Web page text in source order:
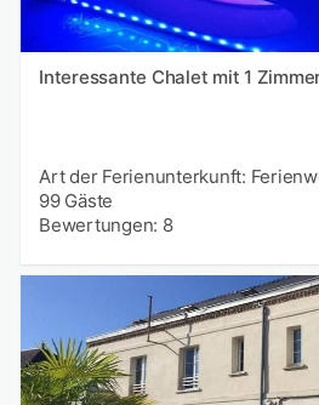
Interessante Chalet mit 1
Art der Ferienunterkunft:
99 Gäste
Bewertungen: 8